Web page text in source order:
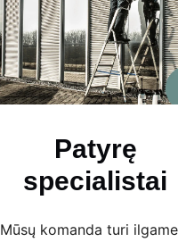
Patyrę
specialistai
Mūsų komanda turi